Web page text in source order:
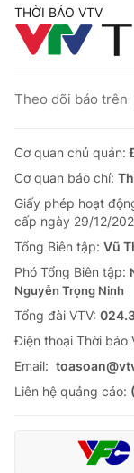
THỜI BÁO VTV
Theo dõi báo trên
Cơ quan chủ quản:
Cơ quan báo chí:
Giấy phép hoạt
cấp ngày 29/12/
Tổng Biên tập: Vũ
Phó Tổng Biên tập:
Nguyễn Trọng Ninh
Tổng đài VTV:
Ðiện thoại Thời báo
Email:
Liên hệ quảng cáo: